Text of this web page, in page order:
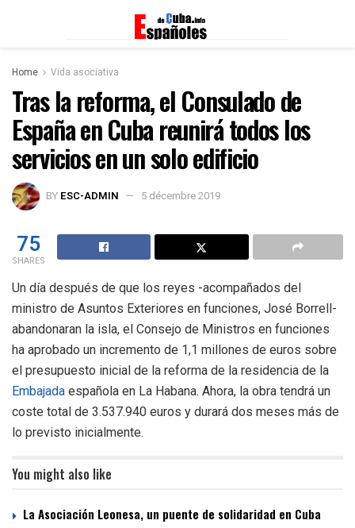
Home Vida asociativa
Tras la reforma, el Consulado de
España en Cuba reunirá todos los
servicios en un solo edificio
BY ESC-ADMIN 5 décembre 2019
75
SHARES
Un día después de que los reyes -acompañados del
ministro de Asuntos Exteriores en funciones, José Borrell-
abandonaran la isla, el Consejo de Ministros en funciones
ha aprobado un incremento de 1,1 millones de euros sobre
el presupuesto inicial de la reforma de la residencia de la
Embajada española en La Habana. Ahora, la obra tendrá un
coste total de 3.537.940 euros y durará dos meses más de
lo previsto inicialmente.
You might also like
La Asociación Leonesa, un puente de solidaridad en Cuba